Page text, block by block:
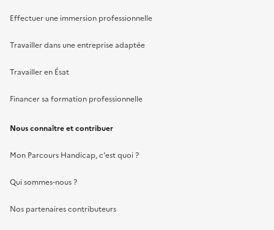
Effectuer une immersion professionnelle
Travailler dans une entreprise adaptée
Travailler en Ésat
Financer sa formation professionnelle
Nous connaître et contribuer
Mon Parcours Handicap, c'est quoi ?
Qui sommes-nous ?
Nos partenaires contributeurs